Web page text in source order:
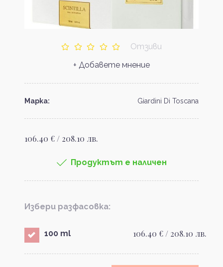
Отзиви
+ Добавете мнение
Марка: Giardini Di Toscana
106.40 € / 208.10 лв.
Продуктът е наличен
Избери разфасовка:
100 ml 106.40 € / 208.10 лв.